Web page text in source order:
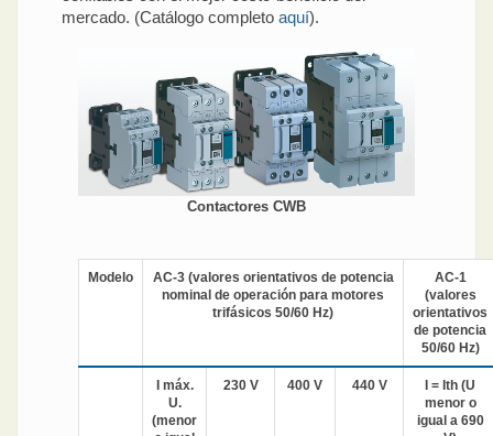
mercado. (Catálogo completo aquí).
Contactores CWB
Modelo
AC-3 (valores orientativos de potencia
nominal de operación para motores
trifásicos 50/60 Hz)
AC-1
(valores
orientativos
de potencia
50/60 Hz)
I máx.
U.
(menor
230 V 400 V 440 V
I = Ith (U
menor o
igual a 690